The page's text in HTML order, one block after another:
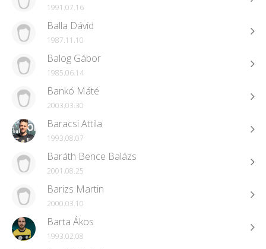
1991.07.16
Balla Dávid
1987.11.10
Balog Gábor
1985.06.14
Bankó Máté
2003.03.30
Baracsi Attila
1993.08.07
Baráth Bence Balázs
2001.08.25
Barizs Martin
2000.03.10
Barta Ákos
1993.02.08